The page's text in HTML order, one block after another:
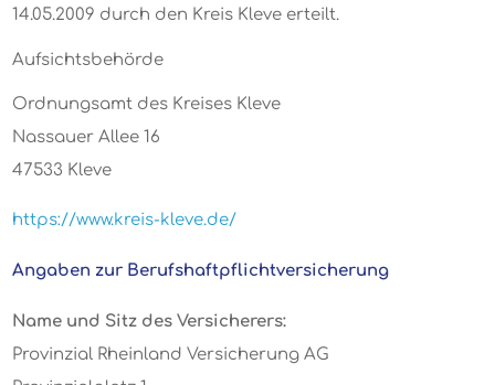
14.05.2009 durch den Kreis Kleve erteilt.
Aufsichtsbehörde
Ordnungsamt des Kreises Kleve
Nassauer Allee 16
47533 Kleve
https://www.kreis-kleve.de/
Angaben zur Berufshaftpflichtversicherung
Name und Sitz des Versicherers:
Provinzial Rheinland Versicherung AG